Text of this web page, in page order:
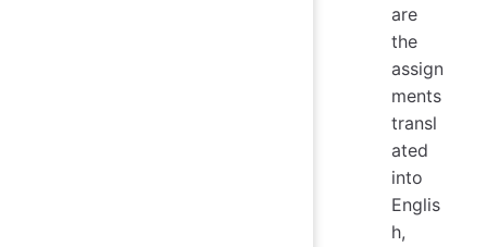
are
the
assign
ments
transl
ated
into
Englis
h,